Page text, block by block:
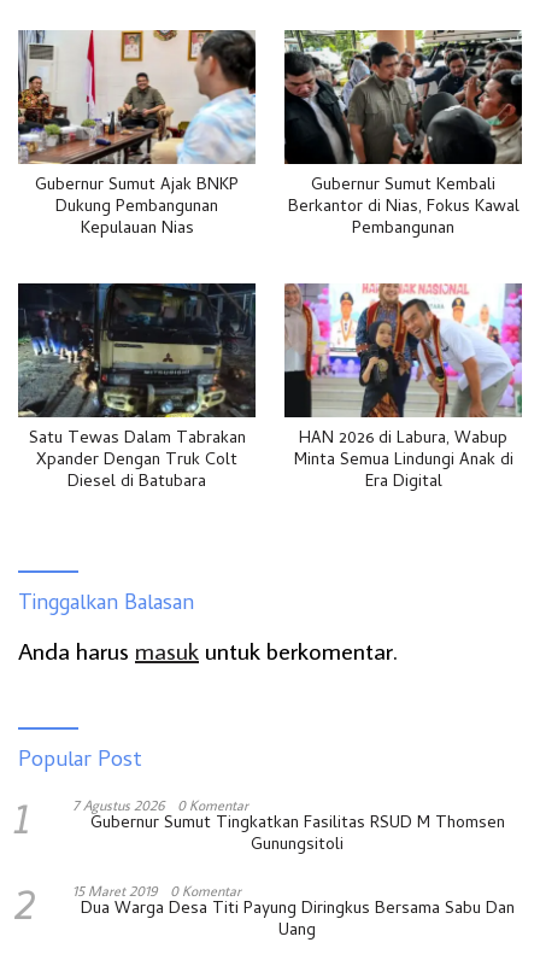
Gubernur Sumut Ajak BNKP
Dukung Pembangunan
Kepulauan Nias
Gubernur Sumut Kembali
Berkantor di Nias, Fokus Kawal
Pembangunan
Satu Tewas Dalam Tabrakan
Xpander Dengan Truk Colt
Diesel di Batubara
HAN 2026 di Labura, Wabup
Minta Semua Lindungi Anak di
Era Digital
Tinggalkan Balasan
Anda harus masuk untuk berkomentar.
Popular Post
1 7 Agustus 2026 0 Komentar
Gubernur Sumut Tingkatkan Fasilitas RSUD M Thomsen
Gunungsitoli
2 15 Maret 2019 0 Komentar
Dua Warga Desa Titi Payung Diringkus Bersama Sabu Dan
Uang